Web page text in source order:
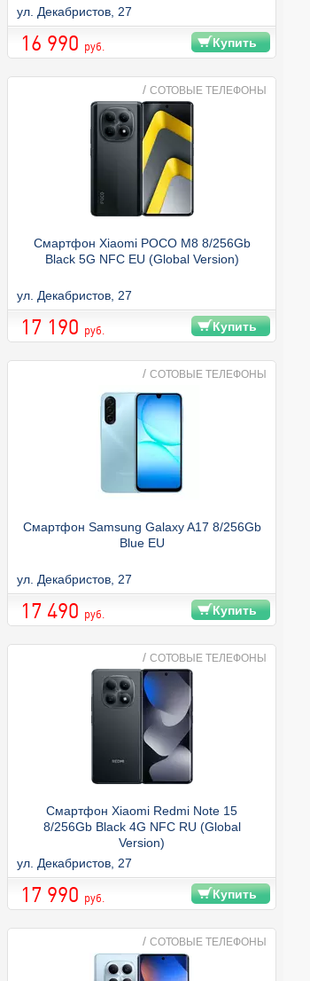
ул. Декабристов, 27
16 990 руб. Купить
/ СОТОВЫЕ ТЕЛЕФОНЫ
Смартфон Xiaomi POCO M8 8/256Gb
Black 5G NFC EU (Global Version)
ул. Декабристов, 27
17 190 руб. Купить
/ СОТОВЫЕ ТЕЛЕФОНЫ
Смартфон Samsung Galaxy A17 8/256Gb
Blue EU
ул. Декабристов, 27
17 490 руб. Купить
/ СОТОВЫЕ ТЕЛЕФОНЫ
Смартфон Xiaomi Redmi Note 15
8/256Gb Black 4G NFC RU (Global
Version)
ул. Декабристов, 27
17 990 руб. Купить
/ СОТОВЫЕ ТЕЛЕФОНЫ